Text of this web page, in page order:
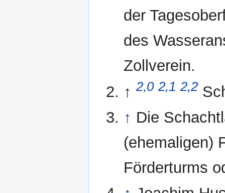
der
des
Zollverein.
↑ 2,0 2,1 2,2
↑ Die
(ehemaligen)
Förderturms